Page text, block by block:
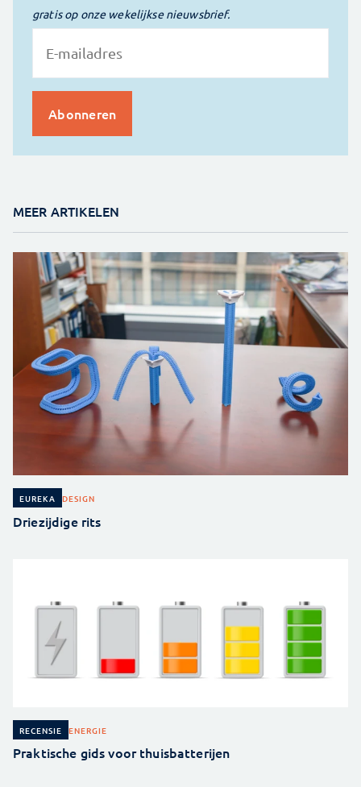
gratis op onze wekelijkse nieuwsbrief.
MEER ARTIKELEN
EUREKA DESIGN
Driezijdige rits
RECENSIE ENERGIE
Praktische gids voor thuisbatterijen